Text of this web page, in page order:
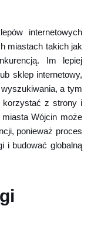
internetowych
miastach takich jak
Im lepiej
sklep internetowy,
a tym
korzystać z strony i
Wójcin może
ponieważ proces
i budować globalną